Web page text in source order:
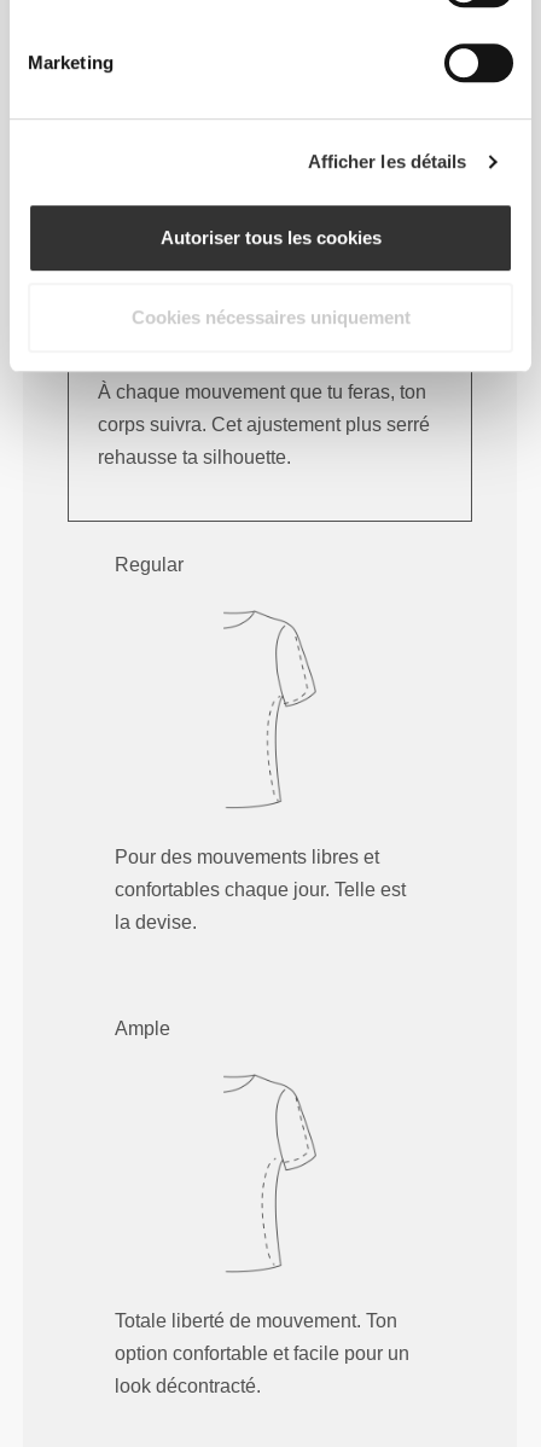
Marketing
Afficher les détails
Autoriser tous les cookies
Cookies nécessaires uniquement
À chaque mouvement que tu feras, ton
corps suivra. Cet ajustement plus serré
rehausse ta silhouette.
Regular
Pour des mouvements libres et
confortables chaque jour. Telle est
la devise.
Ample
Totale liberté de mouvement. Ton
option confortable et facile pour un
look décontracté.